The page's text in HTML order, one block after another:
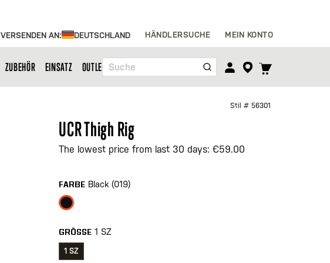
VERSENDEN AN: DEUTSCHLAND HÄNDLERSUCHE MEIN KONTO
Suche
TOGGLE
ZUBEHÖR EINSATZ OUTLET
Stil # 56301
UCR Thigh Rig
The lowest price from last 30 days: €59.00
FARBE Black (019)
GRÖSSE 1 SZ
1 SZ